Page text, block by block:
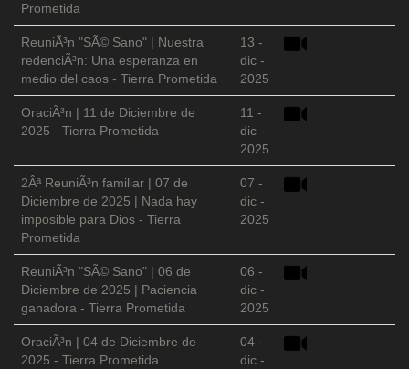
Prometida
ReuniÃ³n "SÃ© Sano" | Nuestra
redenciÃ³n: Una esperanza en
medio del caos - Tierra Prometida
13 -
dic -
2025
OraciÃ³n | 11 de Diciembre de
2025 - Tierra Prometida
11 -
dic -
2025
2Âª ReuniÃ³n familiar | 07 de
Diciembre de 2025 | Nada hay
imposible para Dios - Tierra
Prometida
07 -
dic -
2025
ReuniÃ³n "SÃ© Sano" | 06 de
Diciembre de 2025 | Paciencia
ganadora - Tierra Prometida
06 -
dic -
2025
OraciÃ³n | 04 de Diciembre de
2025 - Tierra Prometida
04 -
dic -